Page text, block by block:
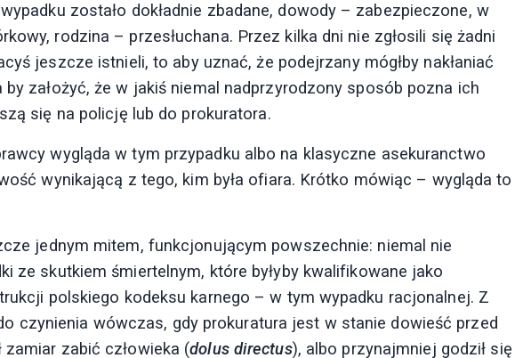
zostało dokładnie zbadane, dowody – zabezpieczone, w
rodzina – przesłuchana. Przez kilka dni nie zgłosili się żadni
jeszcze istnieli, to aby uznać, że podejrzany mógłby nakłaniać
założyć, że w jakiś niemal nadprzyrodzony sposób pozna ich
się na policję lub do prokuratora.
wygląda w tym przypadku albo na klasyczne asekuranctwo
wynikającą z tego, kim była ofiara. Krótko mówiąc – wygląda to
jednym mitem, funkcjonującym powszechnie: niemal nie
ze skutkiem śmiertelnym, które byłyby kwalifikowane jako
polskiego kodeksu karnego – w tym wypadku racjonalnej. Z
czynienia wówczas, gdy prokuratura jest w stanie dowieść przed
zamiar zabić człowieka (dolus directus), albo przynajmniej godził się